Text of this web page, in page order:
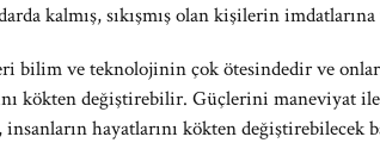
kalmış, sıkışmış olan kişilerin
bilim ve teknolojinin çok ötesindedir ve
kökten değiştirebilir. Güçlerini maneviyat
insanların hayatlarını kökten değiştirebilecek